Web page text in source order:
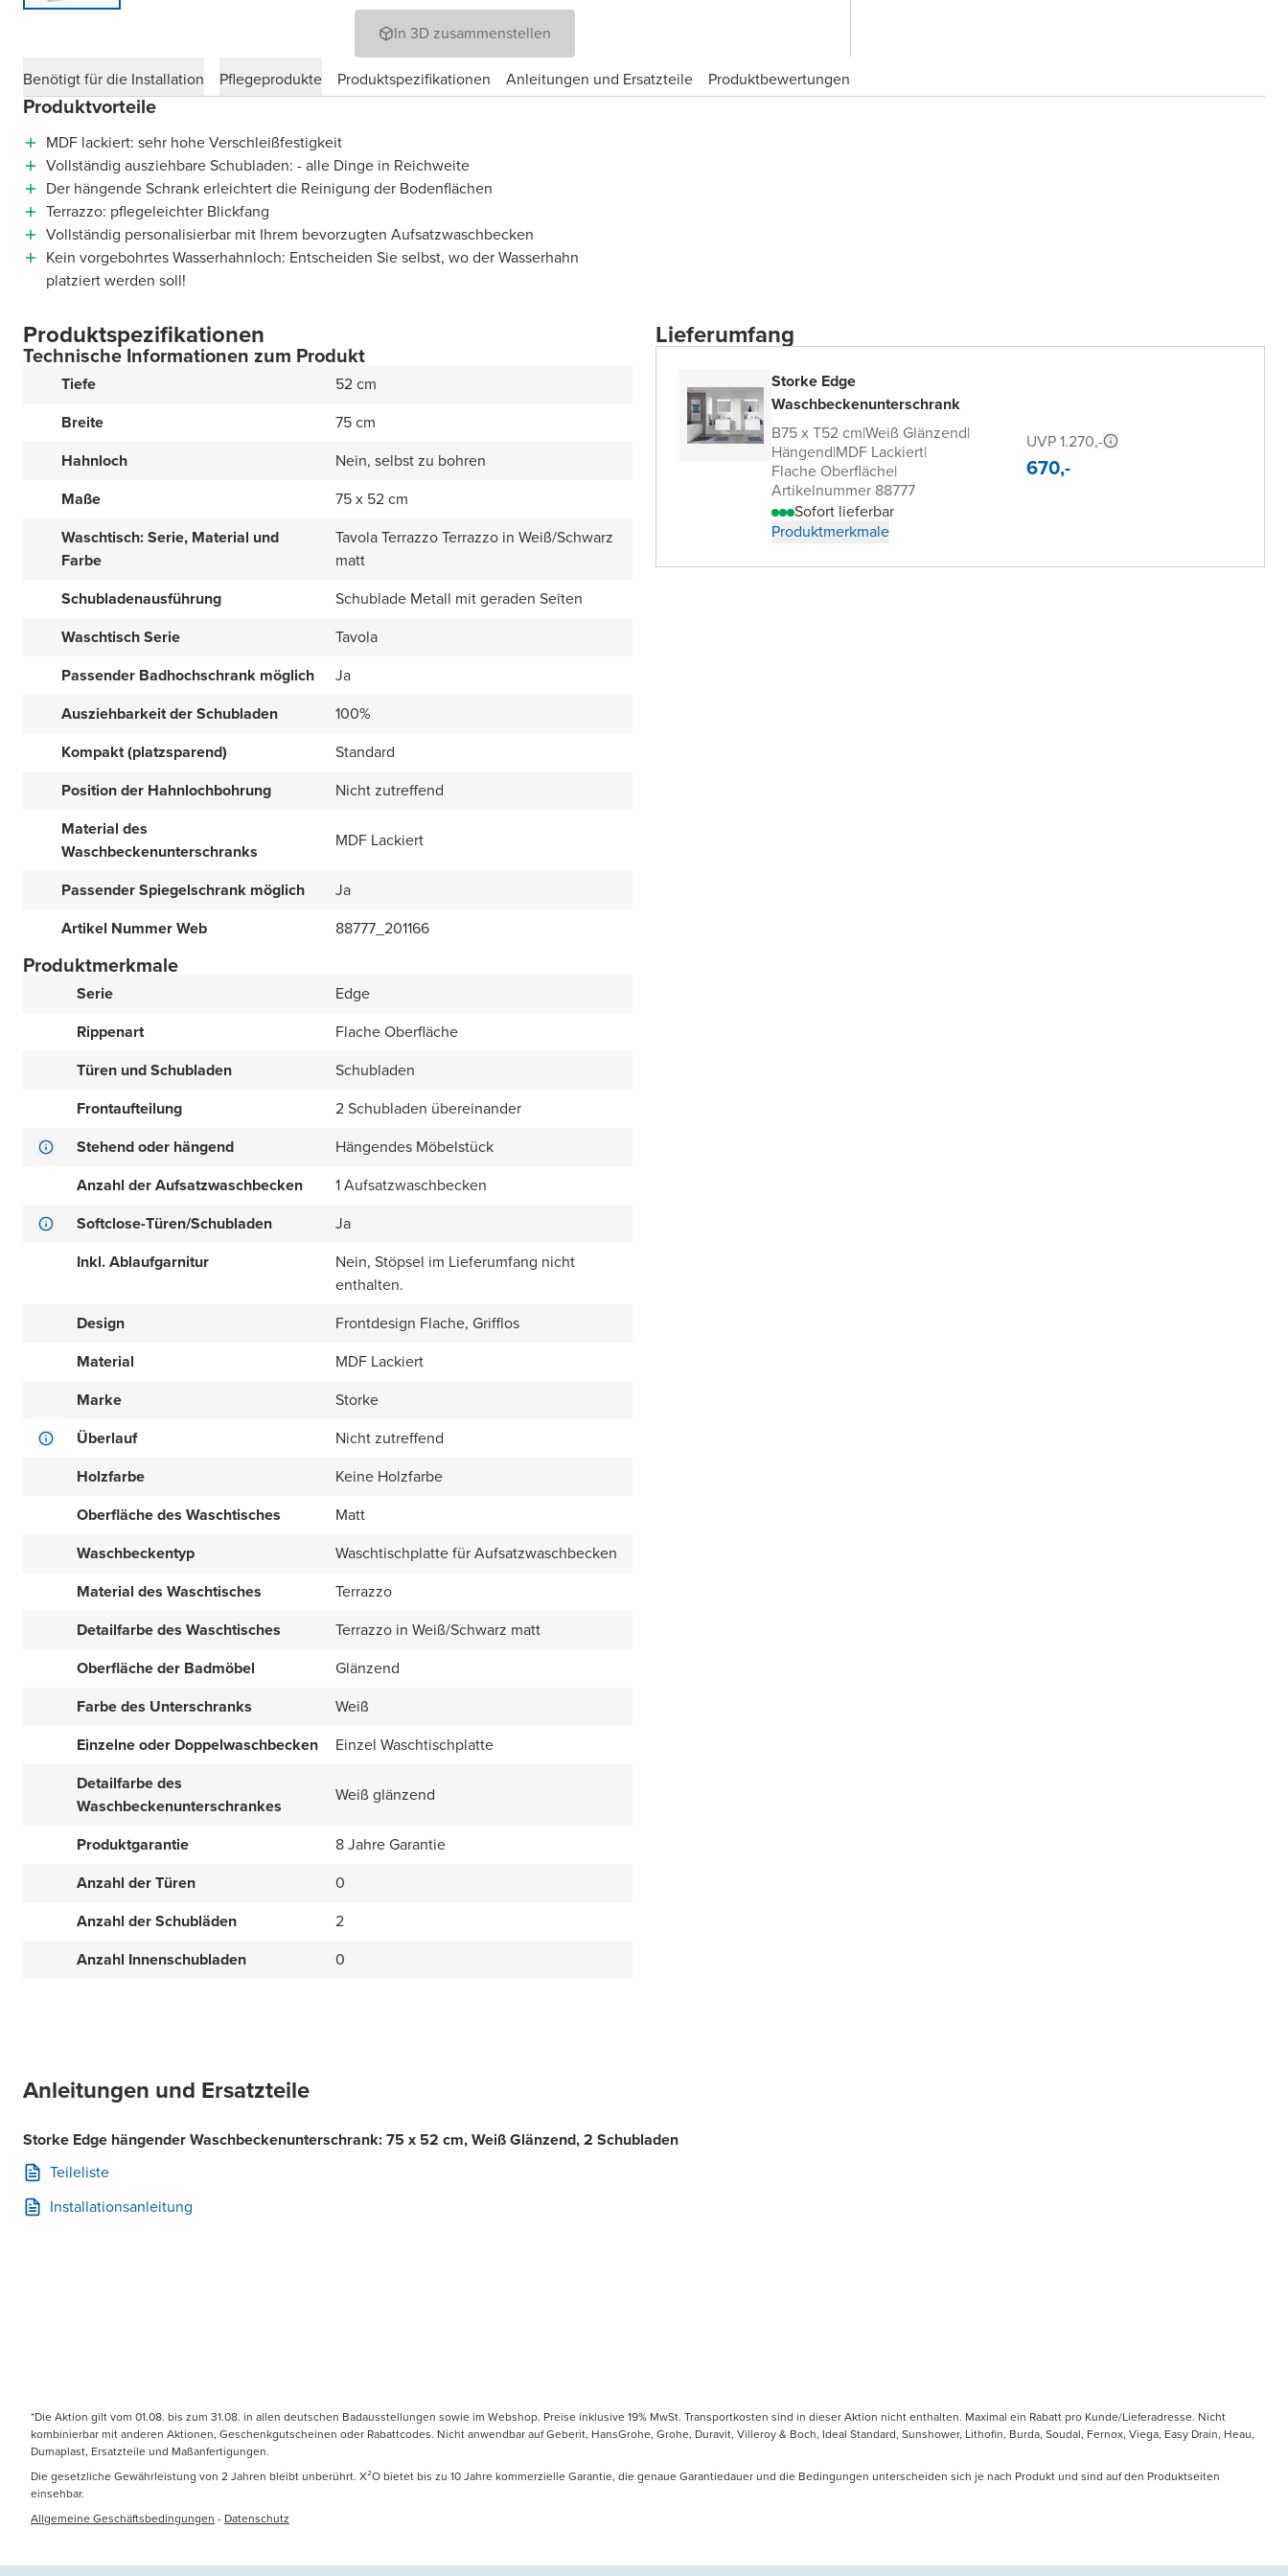
In 3D zusammenstellen
Benötigt für die Installation Pflegeprodukte Produktspezifikationen Anleitungen und Ersatzteile Produktbewertungen
Produktvorteile
MDF lackiert: sehr hohe Verschleißfestigkeit
Vollständig ausziehbare Schubladen: - alle Dinge in Reichweite
Der hängende Schrank erleichtert die Reinigung der Bodenflächen
Terrazzo: pflegeleichter Blickfang
Vollständig personalisierbar mit Ihrem bevorzugten Aufsatzwaschbecken
Kein vorgebohrtes Wasserhahnloch: Entscheiden Sie selbst, wo der Wasserhahn
platziert werden soll!
Produktspezifikationen
Technische Informationen zum Produkt
Tiefe
52 cm
Breite
75 cm
Hahnloch
Nein, selbst zu bohren
Maße
75 x 52 cm
Waschtisch: Serie, Material und
Farbe
Tavola Terrazzo Terrazzo in Weiß/Schwarz
matt
Schubladenausführung
Schublade Metall mit geraden Seiten
Waschtisch Serie
Tavola
Passender Badhochschrank möglich
Ja
Ausziehbarkeit der Schubladen
100%
Kompakt (platzsparend)
Standard
Position der Hahnlochbohrung
Nicht zutreffend
Material des
Waschbeckenunterschranks
MDF Lackiert
Passender Spiegelschrank möglich
Ja
Artikel Nummer Web
88777_201166
Produktmerkmale
Serie
Edge
Rippenart
Flache Oberfläche
Türen und Schubladen
Schubladen
Frontaufteilung
2 Schubladen übereinander
Stehend oder hängend
Hängendes Möbelstück
Anzahl der Aufsatzwaschbecken
1 Aufsatzwaschbecken
Softclose-Türen/Schubladen
Ja
Inkl. Ablaufgarnitur
Nein, Stöpsel im Lieferumfang nicht
enthalten.
Design
Frontdesign Flache, Grifflos
Material
MDF Lackiert
Marke
Storke
Überlauf
Nicht zutreffend
Holzfarbe
Keine Holzfarbe
Oberfläche des Waschtisches
Matt
Waschbeckentyp
Waschtischplatte für Aufsatzwaschbecken
Material des Waschtisches
Terrazzo
Detailfarbe des Waschtisches
Terrazzo in Weiß/Schwarz matt
Oberfläche der Badmöbel
Glänzend
Farbe des Unterschranks
Weiß
Einzelne oder Doppelwaschbecken
Einzel Waschtischplatte
Detailfarbe des
Waschbeckenunterschrankes
Weiß glänzend
Produktgarantie
8 Jahre Garantie
Anzahl der Türen
0
Anzahl der Schubläden
2
Anzahl Innenschubladen
0
Lieferumfang
Storke Edge
Waschbeckenunterschrank
B75 x T52 cm|Weiß Glänzend|
Hängend|MDF Lackiert|
Flache Oberfläche|
Artikelnummer 88777
Sofort lieferbar
Produktmerkmale
UVP 1.270,-
670,-
Anleitungen und Ersatzteile
Storke Edge hängender Waschbeckenunterschrank: 75 x 52 cm, Weiß Glänzend, 2 Schubladen
Teileliste
Installationsanleitung
*Die Aktion gilt vom 01.08. bis zum 31.08. in allen deutschen Badausstellungen sowie im Webshop. Preise inklusive 19% MwSt. Transportkosten sind in dieser Aktion nicht enthalten. Maximal ein Rabatt pro Kunde/Lieferadresse. Nicht
kombinierbar mit anderen Aktionen, Geschenkgutscheinen oder Rabattcodes. Nicht anwendbar auf Geberit, HansGrohe, Grohe, Duravit, Villeroy & Boch, Ideal Standard, Sunshower, Lithofin, Burda, Soudal, Fernox, Viega, Easy Drain, Heau,
Dumaplast, Ersatzteile und Maßanfertigungen.
Die gesetzliche Gewährleistung von 2 Jahren bleibt unberührt. X²O bietet bis zu 10 Jahre kommerzielle Garantie, die genaue Garantiedauer und die Bedingungen unterscheiden sich je nach Produkt und sind auf den Produktseiten
einsehbar.
Allgemeine Geschäftsbedingungen - Datenschutz